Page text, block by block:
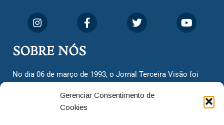
Gerenciar Consentimento de
Cookies
SOBRE NÓS
No dia 06 de março de 1993, o Jornal Terceira Visão foi
cidadãos valinhenses, já que naquela época só existiam
dois jornais. Há mais de 30 anos, o jornal continua